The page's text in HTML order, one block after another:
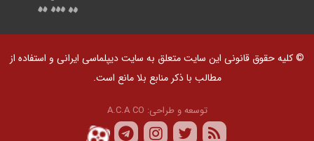
© کلیه حقوق قانونی این سایت متعلق به سایت دیپلماسی ایرانی و استفاده از
مطالب با ذکر منابع بلا مانع است.
توسعه و طراحی: A.C.A CO